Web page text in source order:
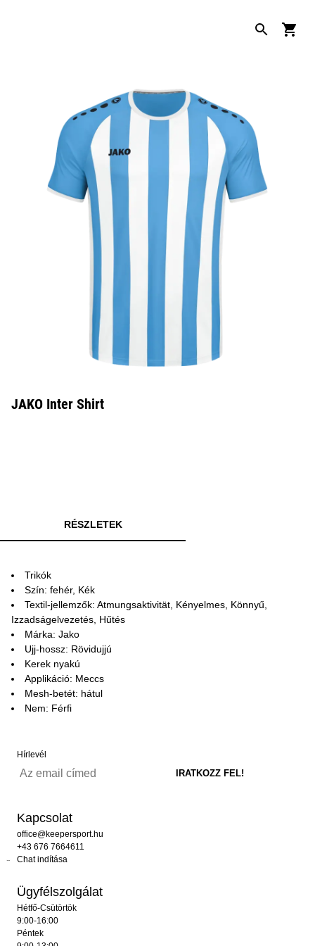
JAKO Inter Shirt
RÉSZLETEK
Trikók
Szín: fehér, Kék
Textil-jellemzők: Atmungsaktivität, Kényelmes, Könnyű,
Izzadságelvezetés, Hűtés
Márka: Jako
Ujj-hossz: Rövidujjú
Kerek nyakú
Applikáció: Meccs
Mesh-betét: hátul
Nem: Férfi
Hírlevél
Kapcsolat
office@keepersport.hu
+43 676 7664611
Chat indítása
Ügyfélszolgálat
Hétfő-Csütörtök
9:00-16:00
Péntek